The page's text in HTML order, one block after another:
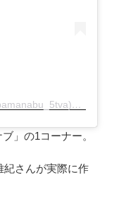
相葉マナブ【テレビ朝日公式】(@aibamanabu_5tva)がシェアした投稿
」の1コーナー。
紀さんが実際に作